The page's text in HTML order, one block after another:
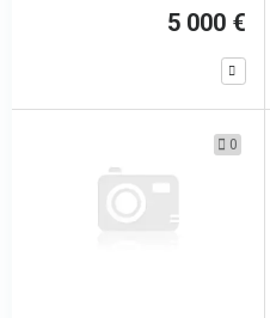
5 000 €
0